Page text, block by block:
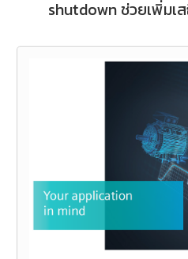
shutdown ช่วยเพิ่มเ